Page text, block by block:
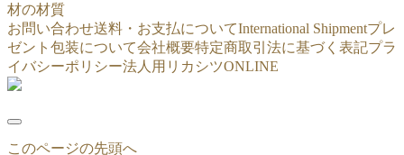
材の材質
お問い合わせ送料・お支払についてInternational Shipmentプレ
ゼント包装について会社概要特定商取引法に基づく表記プラ
イバシーポリシー法人用リカシツONLINE
このページの先頭へ